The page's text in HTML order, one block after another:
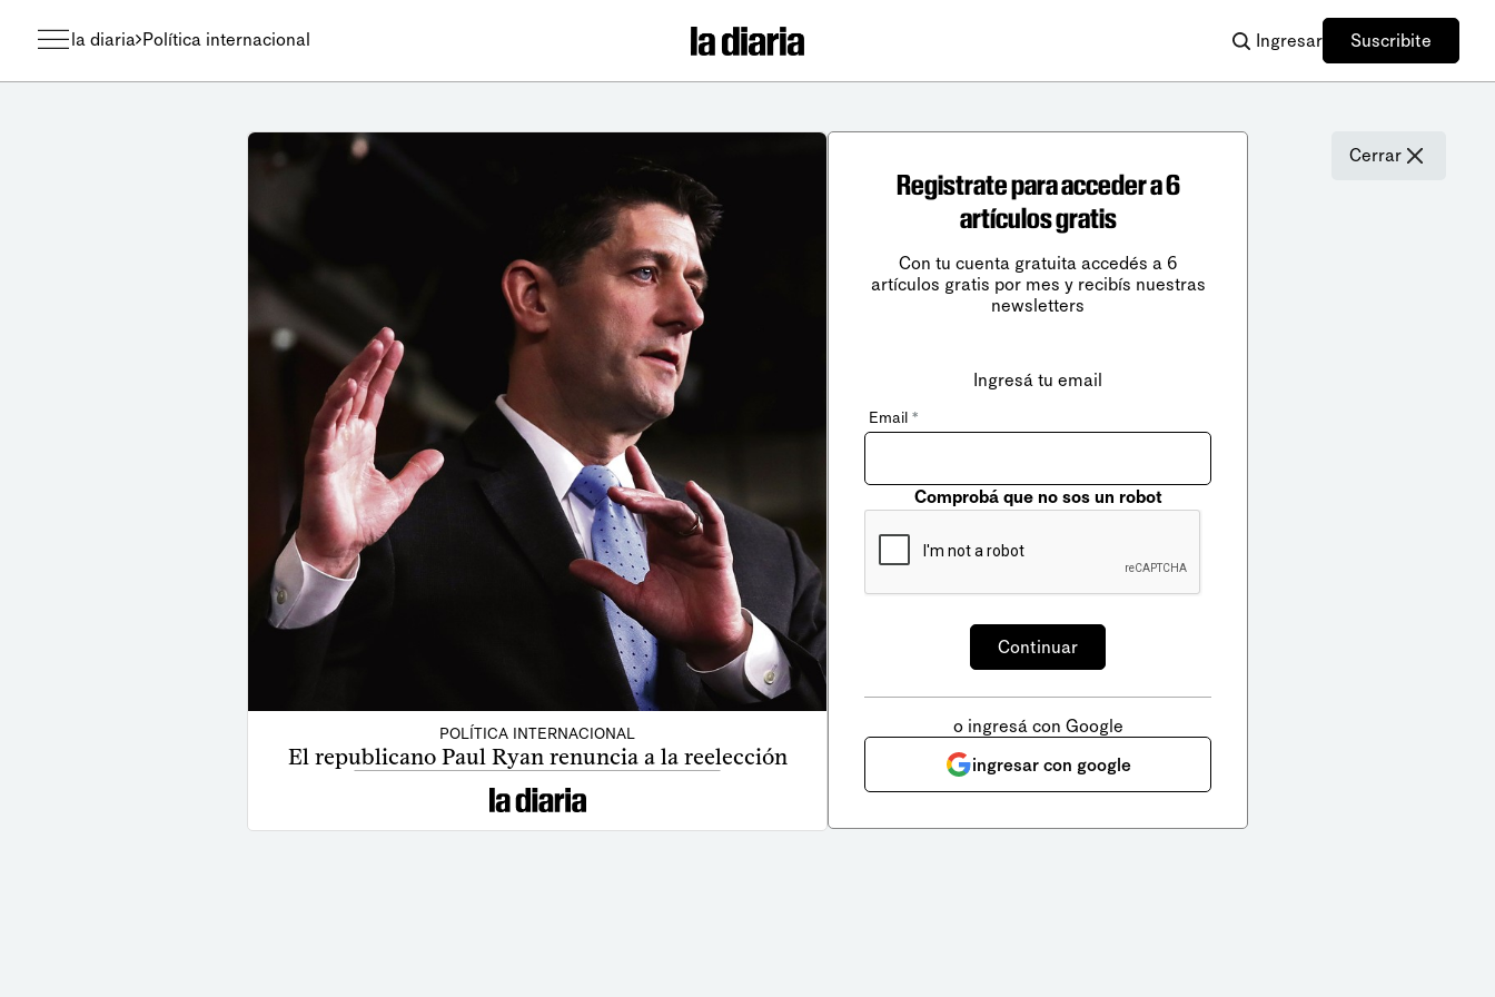
la diaria Política internacional Ingresar Suscribite
POLÍTICA INTERNACIONAL
El republicano Paul Ryan renuncia a la reelección
Cerrar
Registrate para acceder a 6
artículos gratis
Con tu cuenta gratuita accedés a 6
artículos gratis por mes y recibís nuestras
newsletters
Ingresá tu email
Email *
Comprobá que no sos un robot
o ingresá con Google
ingresar con google